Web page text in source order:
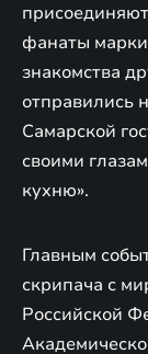
фанаты марки
знакомства
отправились
Самарской
своими
кухню».
Главным
скрипача с
Российской